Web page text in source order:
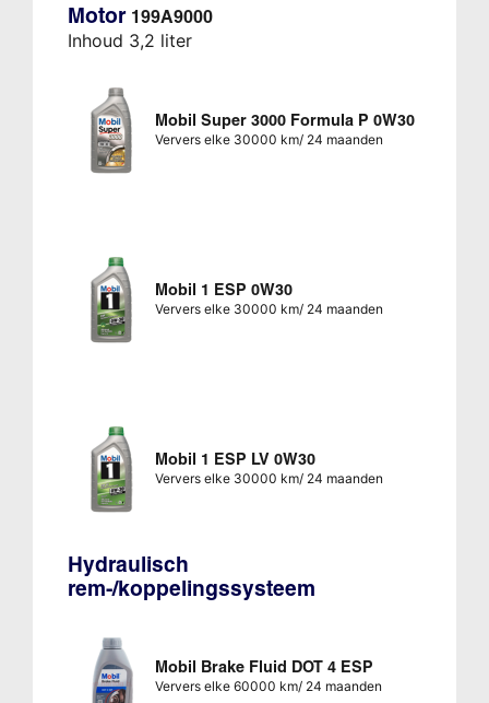
Motor 199A9000
Inhoud 3,2 liter
Mobil Super 3000 Formula P 0W30
Ververs elke 30000 km/ 24 maanden
Mobil 1 ESP 0W30
Ververs elke 30000 km/ 24 maanden
Mobil 1 ESP LV 0W30
Ververs elke 30000 km/ 24 maanden
Hydraulisch
rem-/koppelingssysteem
Mobil Brake Fluid DOT 4 ESP
Ververs elke 60000 km/ 24 maanden